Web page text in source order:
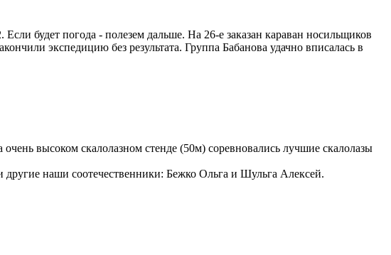
будет погода - полезем дальше. На 26-е заказан караван носильщиков
экспедицию без результата. Группа Бабанова удачно вписалась в
высоком скалолазном стенде (50м) соревновались лучшие скалолазы
наши соотечественники: Бежко Ольга и Шульга Алексей.